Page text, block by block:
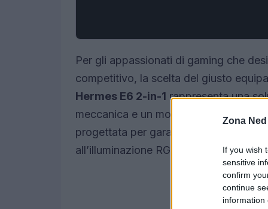
Zona Ned
If you wish
sensitive
confirm
continue
information
Per gli appassionati di gaming che
competitivo, la scelta del giusto
Hermes E6 2-in-1 rappresenta una
meccanica e un mouse ottico in un
progettata per garantire precisione,
all’illuminazione RGB.